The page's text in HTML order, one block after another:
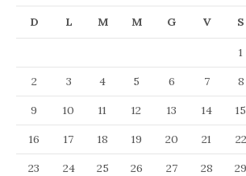
D L M M G V S
1
2
3 4 5 6 7
8
9
10 11 12 13 14
15
16
17 18 19 20 21
22
23
24 25 26 27 28
29